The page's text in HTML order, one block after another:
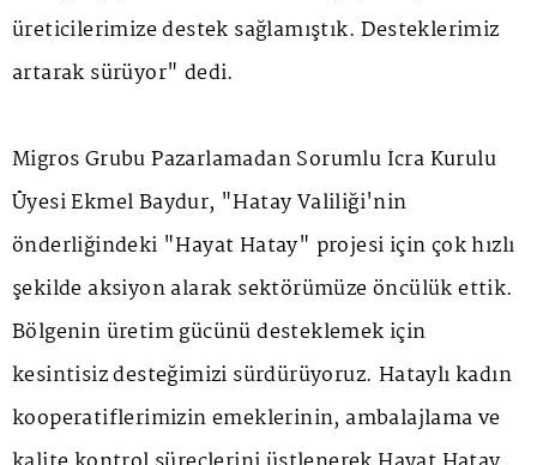
üreticilerimize destek sağlamıştık. Desteklerimiz
artarak sürüyor" dedi.
Migros Grubu Pazarlamadan Sorumlu İcra Kurulu
Üyesi Ekmel Baydur, "Hatay Valiliği'nin
önderliğindeki "Hayat Hatay" projesi için çok hızlı
şekilde aksiyon alarak sektörümüze öncülük ettik.
Bölgenin üretim gücünü desteklemek için
kesintisiz desteğimizi sürdürüyoruz. Hataylı kadın
kooperatiflerimizin emeklerinin, ambalajlama ve